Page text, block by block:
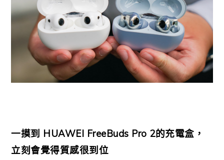
一摸到 HUAWEI FreeBuds Pro 2的充電盒，
立刻會覺得質感很到位